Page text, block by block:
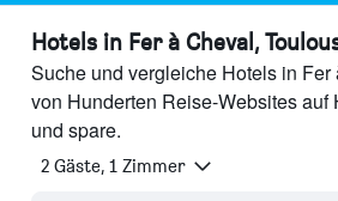
Hotels in Fer à Cheval,
Suche und vergleiche Hotels in Fer
von Hunderten Reise-Websites auf
und spare.
2 Gäste, 1 Zimmer